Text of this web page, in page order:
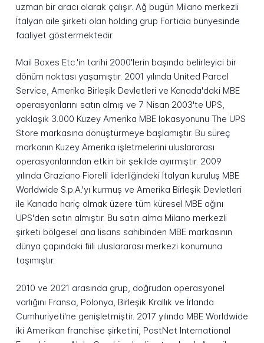
uzman bir aracı olarak çalışır. Ağ bugün Milano merkezli
İtalyan aile şirketi olan holding grup Fortidia bünyesinde
faaliyet göstermektedir.
Mail Boxes Etc.'in tarihi 2000'lerin başında belirleyici bir
dönüm noktası yaşamıştır. 2001 yılında United Parcel
Service, Amerika Birleşik Devletleri ve Kanada'daki MBE
operasyonlarını satın almış ve 7 Nisan 2003'te UPS,
yaklaşık 3.000 Kuzey Amerika MBE lokasyonunu The UPS
Store markasına dönüştürmeye başlamıştır. Bu süreç
markanın Kuzey Amerika işletmelerini uluslararası
operasyonlarından etkin bir şekilde ayırmıştır. 2009
yılında Graziano Fiorelli liderliğindeki İtalyan kuruluş MBE
Worldwide S.p.A.'yı kurmuş ve Amerika Birleşik Devletleri
ile Kanada hariç olmak üzere tüm küresel MBE ağını
UPS'den satın almıştır. Bu satın alma Milano merkezli
şirketi bölgesel ana lisans sahibinden MBE markasının
dünya çapındaki fiili uluslararası merkezi konumuna
taşımıştır.
2010 ve 2021 arasında grup, doğrudan operasyonel
varlığını Fransa, Polonya, Birleşik Krallık ve İrlanda
Cumhuriyeti'ne genişletmiştir. 2017 yılında MBE Worldwide
iki Amerikan franchise şirketini, PostNet International